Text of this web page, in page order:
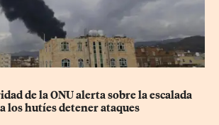
de la ONU alerta sobre la escalada
los hutíes detener ataques